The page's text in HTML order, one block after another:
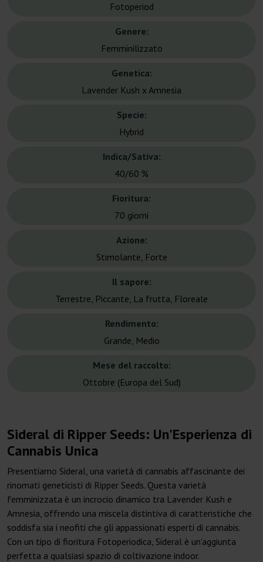
Fotoperiod
Genere:
Femminilizzato
Genetica:
Lavender Kush x Amnesia
Specie:
Hybrid
Indica/Sativa:
40/60 %
Fioritura:
70 giorni
Azione:
Stimolante, Forte
Il sapore:
Terrestre, Piccante, La frutta, Floreale
Rendimento:
Grande, Medio
Mese del raccolto:
Ottobre (Europa del Sud)
Sideral di Ripper Seeds: Un'Esperienza di
Cannabis Unica
Presentiamo Sideral, una varietà di cannabis affascinante dei
rinomati geneticisti di Ripper Seeds. Questa varietà
femminizzata è un incrocio dinamico tra Lavender Kush e
Amnesia, offrendo una miscela distintiva di caratteristiche che
soddisfa sia i neofiti che gli appassionati esperti di cannabis.
Con un tipo di fioritura Fotoperiodica, Sideral è un'aggiunta
perfetta a qualsiasi spazio di coltivazione indoor.